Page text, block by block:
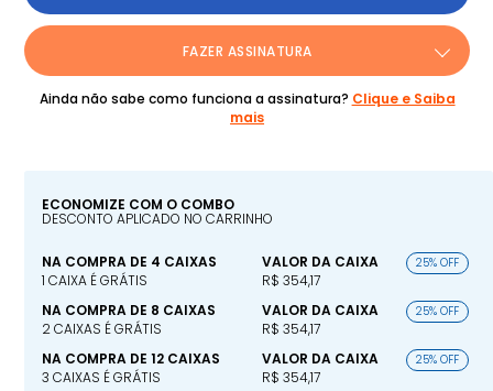
FAZER ASSINATURA
Ainda não sabe como funciona a assinatura? Clique e Saiba
mais
ECONOMIZE COM O COMBO
DESCONTO APLICADO NO CARRINHO
NA COMPRA DE 4 CAIXAS
1 CAIXA É GRÁTIS
VALOR DA CAIXA
R$ 354,17
25% OFF
NA COMPRA DE 8 CAIXAS
2 CAIXAS É GRÁTIS
VALOR DA CAIXA
R$ 354,17
25% OFF
NA COMPRA DE 12 CAIXAS
3 CAIXAS É GRÁTIS
VALOR DA CAIXA
R$ 354,17
25% OFF